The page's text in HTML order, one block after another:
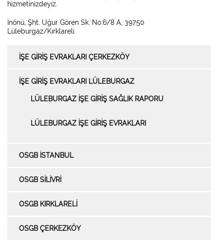
hizmetinizdeyiz.
İnönü, Şht. Uğur Gören Sk. No:6/8 A, 39750
Lüleburgaz/Kırklareli
İŞE GİRİŞ EVRAKLARI ÇERKEZKÖY
İŞE GİRİŞ EVRAKLARI LÜLEBURGAZ
LÜLEBURGAZ İŞE GIRIŞ SAĞLIK RAPORU
LÜLEBURGAZ İŞE GİRİŞ EVRAKLARI
OSGB İSTANBUL
OSGB SİLİVRİ
OSGB KIRKLARELİ
OSGB ÇERKEZKÖY